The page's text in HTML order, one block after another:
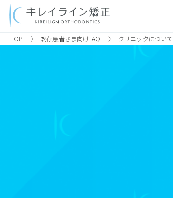
TOP 既存患者さま向けFAQ クリニックについて